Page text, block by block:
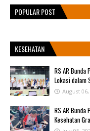
POPULAR POST
KESEHATAN
RS AR
Lokasi dalam
August 06,
RS AR
Kesehatan